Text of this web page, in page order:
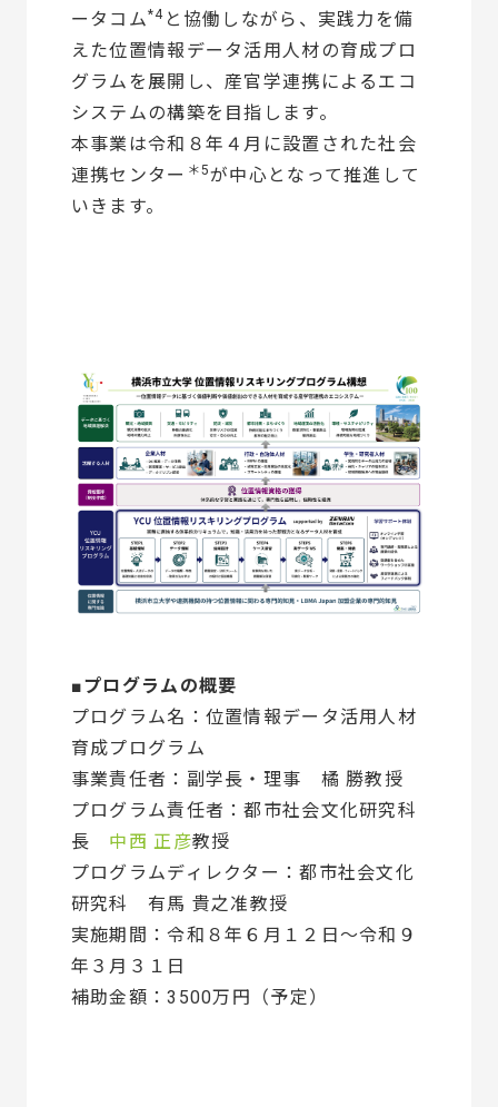
ータコム*4 と協働しながら、実践力を備
えた位置情報データ活用人材の育成プロ
グラムを展開し、産官学連携によるエコ
システムの構築を目指します。
本事業は令和８年４月に設置された社会
連携センター ＊5が中心となって推進して
いきます。
■プログラムの概要
プログラム名：位置情報データ活用人材
育成プログラム
事業責任者：副学長・理事 橘 勝教授
プログラム責任者：都市社会文化研究科
長 中西 正彦教授
プログラムディレクター：都市社会文化
研究科 有馬 貴之准教授
実施期間：令和８年６月１２日～令和９
年３月３１日
補助金額：3500万円（予定）